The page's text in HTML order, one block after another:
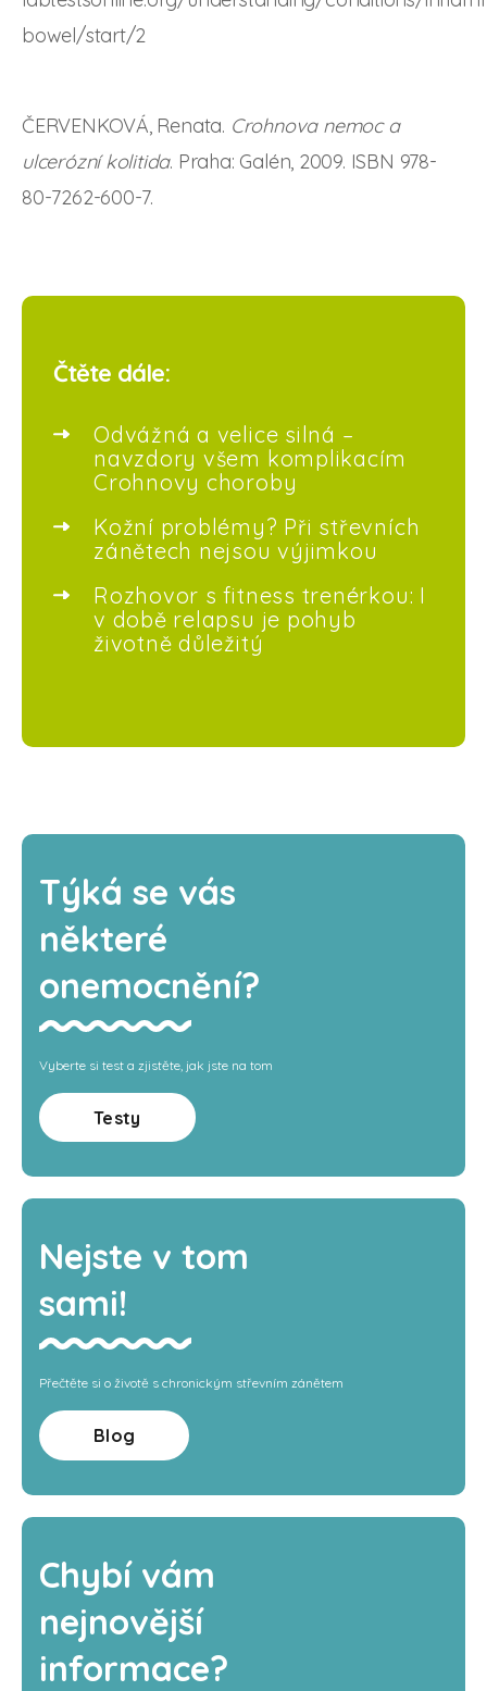
Čtěte dále:
Odvážná a velice silná –
navzdory všem komplikacím
Crohnovy choroby
Kožní problémy? Při střevních
zánětech nejsou výjimkou
Rozhovor s fitness trenérkou: I
v době relapsu je pohyb
životně důležitý
bowel/start/2
ČERVENKOVÁ, Renata. Crohnova nemoc a
ulcerózní kolitida. Praha: Galén, 2009. ISBN 978-
80-7262-600-7.
Týká se vás
některé
onemocnění?
Vyberte si test a zjistěte, jak jste na tom
Testy
Nejste v tom
sami!
Přečtěte si o životě s chronickým střevním zánětem
Blog
Chybí vám
nejnovější
informace?